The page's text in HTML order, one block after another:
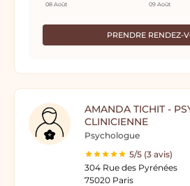
PRENDRE RENDEZ-
08 Août 09 Août
AMANDA TICHIT -
CLINICIENNE
Psychologue
5/5 (3 avis)
304 Rue des Pyrénées
75020 Paris